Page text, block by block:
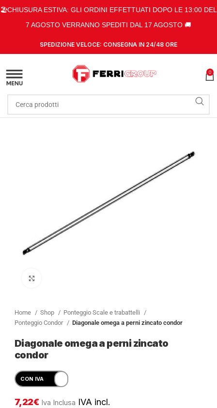
🏖️CHIUSURA ESTIVA: GLI ORDINI EFFETTUATI DOPO LE 13:00 DEL
7 AGOSTO VERRANNO SPEDITI DAL 17 AGOSTO 🚚
SPEDIZIONE VELOCE: CONSEGNA IN 24/48 ORE
0
Home Shop
Ponteggio Scale e trabattelli
Ponteggio Condor
Diagonale omega a perni zincato condor
Diagonale omega a perni zincato
condor
7,22€ Iva Inclusa IVA incl.